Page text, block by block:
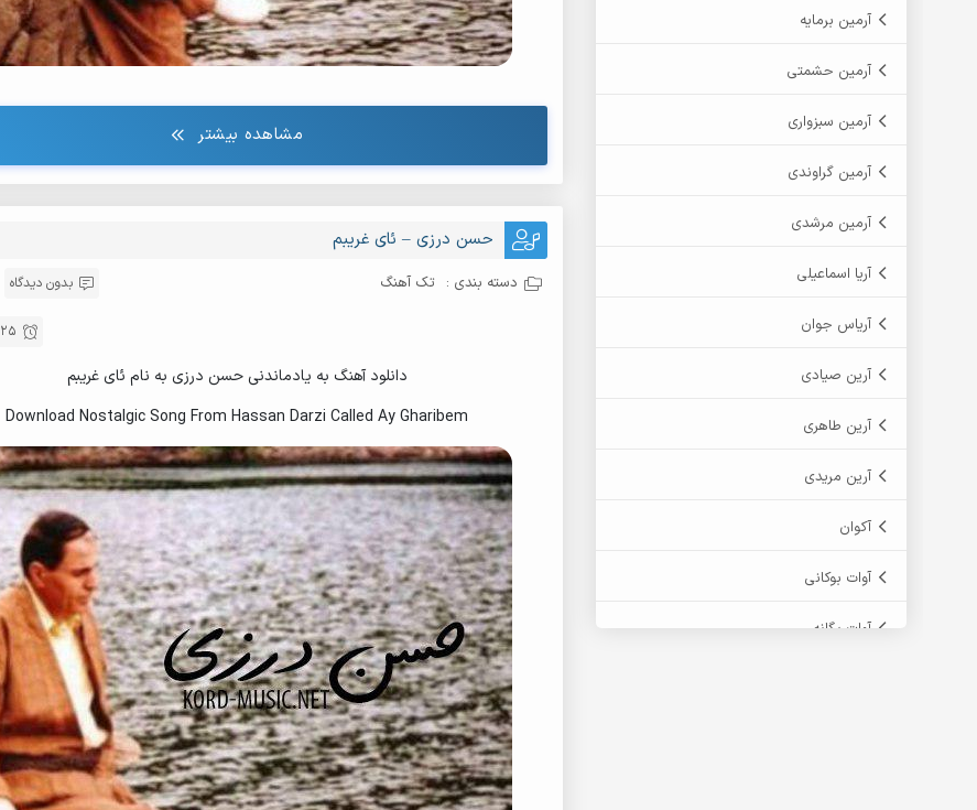
آرمین برمایه
آرمین حشمتی
آرمین سبزواری
آرمین گراوندی
آرمین مرشدی
آریا اسماعیلی
آریاس جوان
آرین صیادی
آرین طاهری
آرین مریدی
آکوان
آوات بوکانی
آوات یگانه
مشاهده بیشتر
حسن درزی – ئای غریبم
دسته بندی : تک آهنگ بدون دیدگاه
25 آبان , 1395
دانلود آهنگ به یادماندنی حسن درزی به نام ئای غریبم
Download Nostalgic Song From Hassan Darzi Called Ay Gharibem